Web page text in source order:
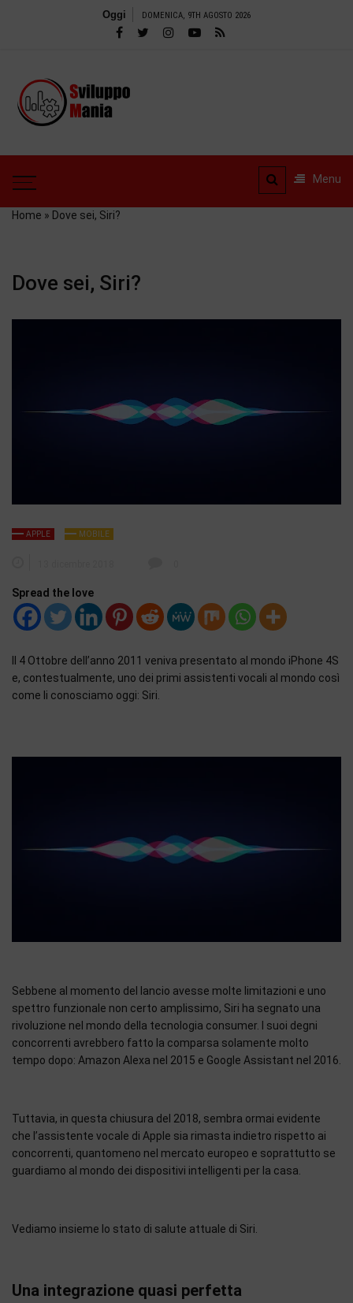
Oggi DOMENICA, 9TH AGOSTO 2026
professionale
Tecnologia!
professionale dedicato
alla Tecnologia! Tools –
Recensioni e tanto altro
Menu
Home » Dove sei, Siri?
Dove sei, Siri?
APPLE MOBILE
Spread the love
Il 4 Ottobre dell’anno 2011 veniva presentato al mondo iPhone 4S
e, contestualmente, uno dei primi assistenti vocali al mondo così
come li conosciamo oggi: Siri.
Sebbene al momento del lancio avesse molte limitazioni e uno
spettro funzionale non certo amplissimo, Siri ha segnato una
rivoluzione nel mondo della tecnologia consumer. I suoi degni
concorrenti avrebbero fatto la comparsa solamente molto
tempo dopo: Amazon Alexa nel 2015 e Google Assistant nel 2016.
Tuttavia, in questa chiusura del 2018, sembra ormai evidente
che l’assistente vocale di Apple sia rimasta indietro rispetto ai
concorrenti, quantomeno nel mercato europeo e soprattutto se
guardiamo al mondo dei dispositivi intelligenti per la casa.
Vediamo insieme lo stato di salute attuale di Siri.
Una integrazione quasi perfetta